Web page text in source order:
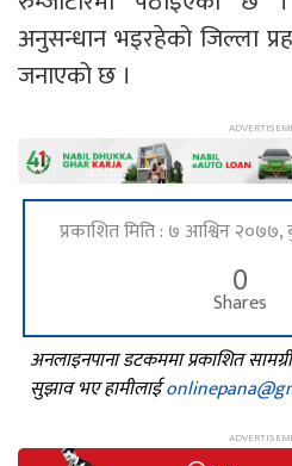
अनुसन्धान भइरहेको जिल्ला
जनाएको छ ।
प्रकाशित मिति : ७ आश्विन
0
Shares
अनलाइनपाना डटकममा प्रकाशित
सुझाव भए हामीलाई